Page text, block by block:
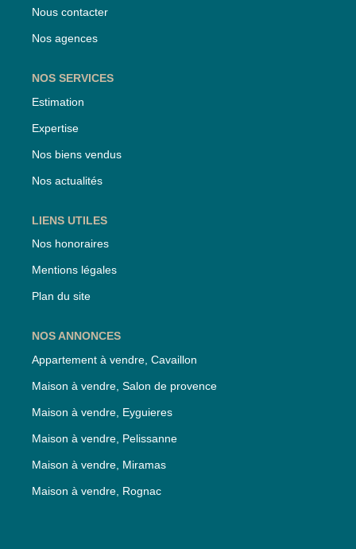
Nous contacter
Nos agences
NOS SERVICES
Estimation
Expertise
Nos biens vendus
Nos actualités
LIENS UTILES
Nos honoraires
Mentions légales
Plan du site
NOS ANNONCES
Appartement à vendre, Cavaillon
Maison à vendre, Salon de provence
Maison à vendre, Eyguieres
Maison à vendre, Pelissanne
Maison à vendre, Miramas
Maison à vendre, Rognac